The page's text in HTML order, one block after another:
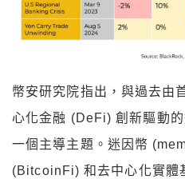
幣安研究院指出，與過去由
心化金融 (DeFi) 創新驅動
一個主導主題。迷因幣
(BitcoinFi) 和去中心化實體